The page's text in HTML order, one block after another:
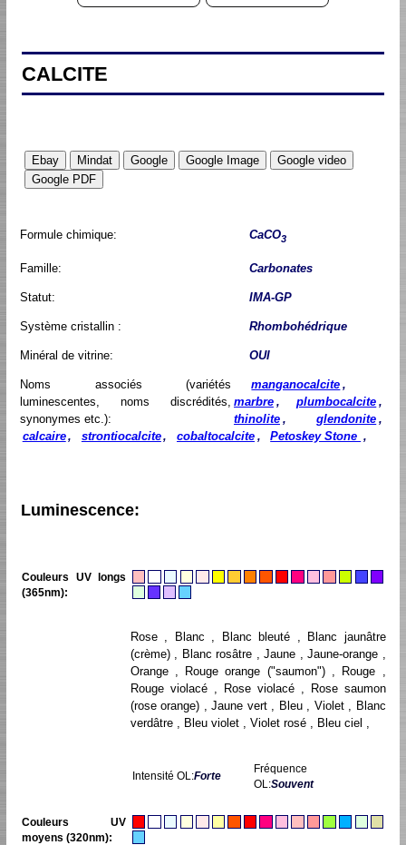
CALCITE
Formule chimique: CaCO3
Famille: Carbonates
Statut: IMA-GP
Système cristallin : Rhombohédrique
Minéral de vitrine: OUI
Noms associés (variétés
luminescentes, noms discrédités,
synonymes etc.):
manganocalcite ,
marbre , plumbocalcite ,
thinolite , glendonite ,
calcaire, strontiocalcite, cobaltocalcite , Petoskey Stone ,
Luminescence:
Couleurs UV longs
(365nm):
Rose , Blanc , Blanc bleuté , Blanc jaunâtre
(crème) , Blanc rosâtre , Jaune , Jaune-orange ,
Orange , Rouge orange ("saumon") , Rouge ,
Rouge violacé , Rose violacé , Rose saumon
(rose orange) , Jaune vert , Bleu , Violet , Blanc
verdâtre , Bleu violet , Violet rosé , Bleu ciel ,
Intensité OL:Forte
Fréquence
OL:Souvent
Couleurs UV
moyens (320nm):